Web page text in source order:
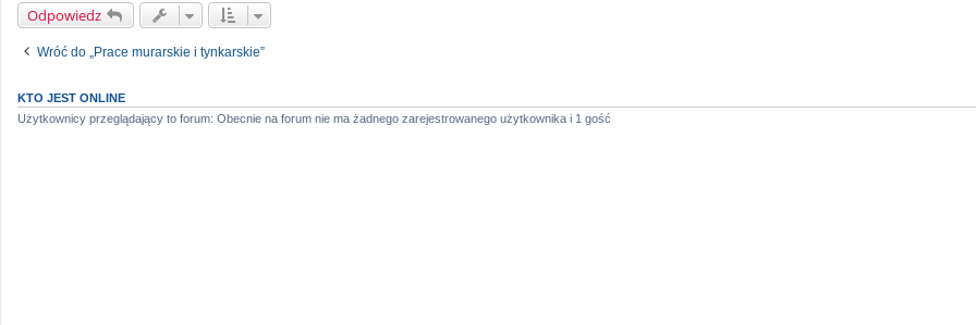
Odpowiedz
Wróć do „Prace murarskie i tynkarskie”
KTO JEST ONLINE
Użytkownicy przeglądający to forum: Obecnie na forum nie ma żadnego zarejestrowanego użytkownika i 1 gość